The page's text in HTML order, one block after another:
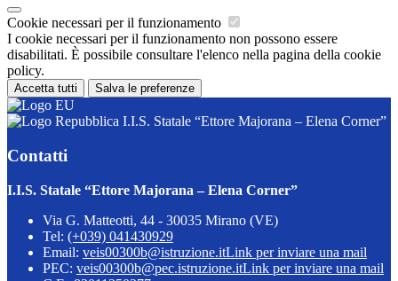
Cookie necessari per il funzionamento
I cookie necessari per il funzionamento non possono essere
disabilitati. È possibile consultare l'elenco nella pagina della cookie
policy.
Accetta tutti Salva le preferenze
I.I.S. Statale “Ettore Majorana – Elena Corner”
Contatti
I.I.S. Statale “Ettore Majorana – Elena Corner”
Via G. Matteotti, 44 - 30035 Mirano (VE)
Tel: (+039) 041430929
Email: veis00300b@istruzione.itLink per inviare una mail
PEC: veis00300b@pec.istruzione.itLink per inviare una mail